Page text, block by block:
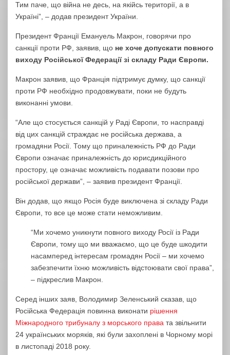
Тим паче, що війна не десь, на якійсь території, а в
Україні”, – додав президент України.
Президент Франції Емануель Макрон, говорячи про
санкції проти РФ, заявив, що не хоче допускати повного
виходу Російської Федерації зі складу Ради Європи.
Макрон заявив, що Франція підтримує думку, що санкції
проти РФ необхідно продовжувати, поки не будуть
виконанні умови.
“Але що стосується санкцій у Раді Європи, то насправді
від цих санкцій страждає не російська держава, а
громадяни Росії. Тому що приналежність РФ до Ради
Європи означає приналежність до юрисдикційного
простору, це означає можливість подавати позови про
російської держави”, – заявив президент Франції.
Він додав, що якщо Росія буде виключена зі складу Ради
Європи, то все це може стати неможливим.
“Ми хочемо уникнути повного виходу Росії із Ради
Європи, тому що ми вважаємо, що це буде шкодити
насамперед інтересам громадян Росії – ми хочемо
забезпечити їхню можливість відстоювати свої права”,
– підкреслив Макрон.
Серед інших заяв, Володимир Зеленський сказав, що
Російська Федерація повинна виконати рішення
Міжнародного трибуналу з морського права та звільнити
24 українських моряків, які були захоплені в Чорному морі
в листопаді 2018 року.